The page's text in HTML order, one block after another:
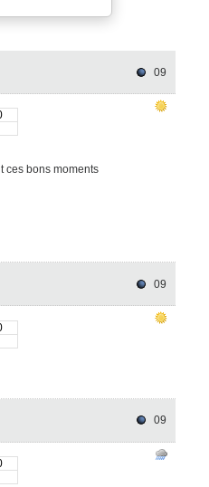
09
ces bons moments
09
09